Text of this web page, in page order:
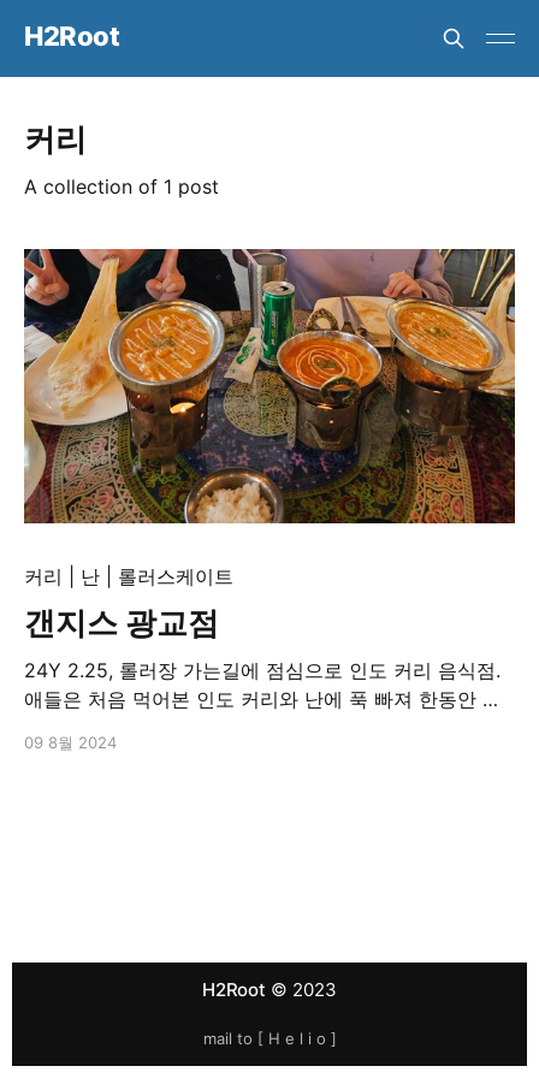
H2Root
커리
A collection of 1 post
커리 난 롤러스케이트
갠지스 광교점
24Y 2.25, 롤러장 가는길에 점심으로 인도 커리 음식점.
애들은 처음 먹어본 인도 커리와 난에 푹 빠져 한동안 인
전에 갔을때 보다 더 힘들던 기억도...
09 8월 2024
H2Root © 2023
mail to [ H e l i o ]